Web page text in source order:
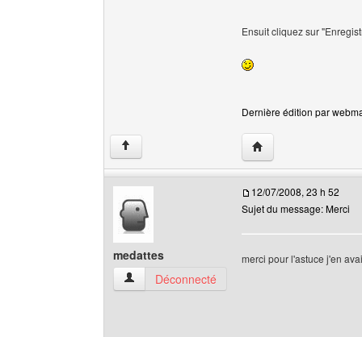
Ensuit cliquez sur
Dernière édition par
↑ Visiter le site web
medattes
medattes Voir le profil de l'utilisateur
Déconnecté
12/07/2008, 23 h 52
Sujet du message: Merci
merci pour l'astuce j'en